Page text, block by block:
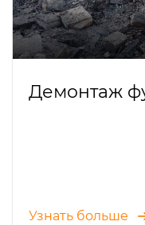
Демонтаж
Узнать больше